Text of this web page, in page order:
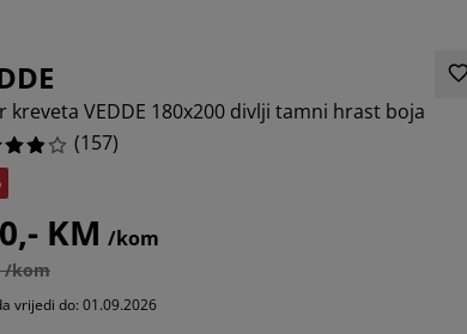
kreveta VEDDE 180x200 divlji tamni hrast boja
(157)
KM /kom
/kom
vrijedi do: 01.09.2026